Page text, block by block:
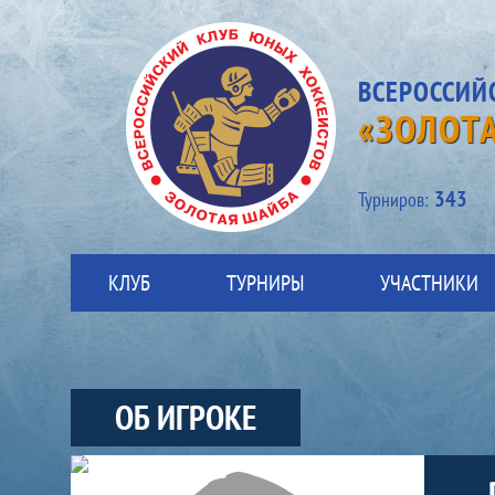
Турниров: 343
КЛУБ ТУРНИРЫ УЧАСТНИКИ
ОБ ИГРОКЕ
Участники-игрок